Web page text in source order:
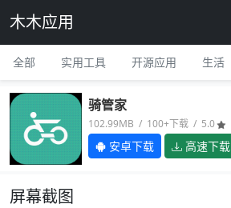
木木应用
全部 实用工具 开源应用 生活
骑管家
102.99MB / 100+下载 / 5.0
安卓下载 高速下载
屏幕截图